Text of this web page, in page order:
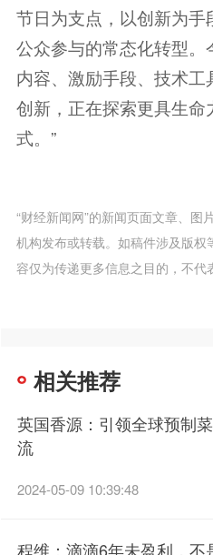
节日为支点，以创新为
公众参与的常态化转型。
内容、激励手段、技术
创新，正在探索更具生
式。”
“财经新闻网”的新闻页面文章、图
机构发布或转载。如稿件涉及版
容仅为传递更多信息之目的，不代
相关推荐
英国香源：引领全球预制
流
2024-05-09 10:39:48
程维：滴滴6年未盈利，不